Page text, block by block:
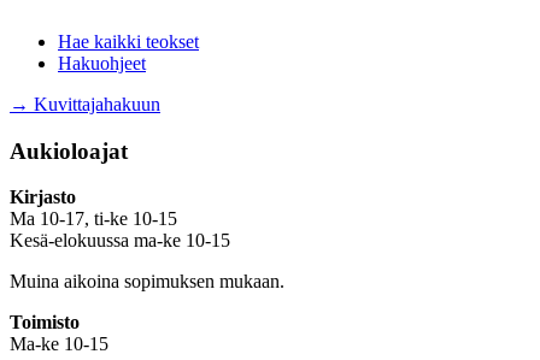
Hae kaikki teokset
Hakuohjeet
→ Kuvittajahakuun
Aukioloajat
Kirjasto
Ma 10-17, ti-ke 10-15
Kesä-elokuussa ma-ke 10-15
Muina aikoina sopimuksen mukaan.
Toimisto
Ma-ke 10-15